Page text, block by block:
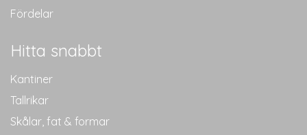
Fördelar
Hitta snabbt
Kantiner
Tallrikar
Skålar, fat & formar